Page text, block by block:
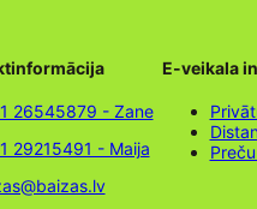
26545879 - Zane
29215491 - Maija
E-veikala